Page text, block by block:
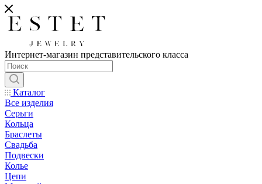
Интернет-магазин представительского класса
Каталог
Все изделия
Серьги
Кольца
Браслеты
Свадьба
Подвески
Колье
Цепи